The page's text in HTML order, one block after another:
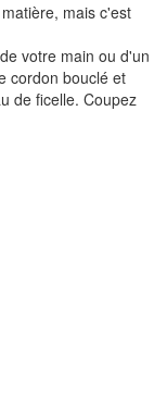
mais c'est
votre main ou d'un
cordon bouclé et
de ficelle. Coupez